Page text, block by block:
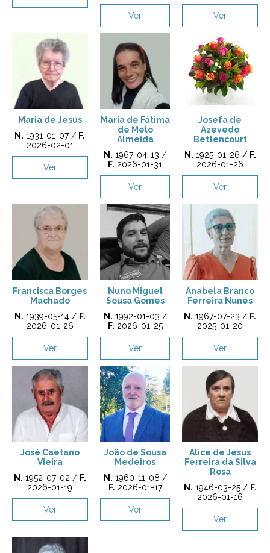
Ver Ver
Maria de Jesus
N. 1931-01-07 / F.
2026-02-01
Ver
Maria de Fátima
de Melo
Almeida
N. 1967-04-13 /
F. 2026-01-31
Ver
Josefa de
Azevedo
Bettencourt
N. 1925-01-26 / F.
2026-01-26
Ver
Francisca Borges
Machado
N. 1939-05-14 / F.
2026-01-26
Ver
Nuno Miguel
Sousa Gomes
N. 1992-01-03 /
F. 2026-01-25
Ver
Anabela Branco
Ferreira Nunes
N. 1967-07-23 / F.
2025-01-20
Ver
José Caetano
Vieira
N. 1952-07-02 / F.
2026-01-19
Ver
João de Sousa
Medeiros
N. 1960-11-08 /
F. 2026-01-17
Ver
Alice de Jesus
Ferreira da Silva
Rosa
N. 1946-03-25 / F.
2026-01-16
Ver